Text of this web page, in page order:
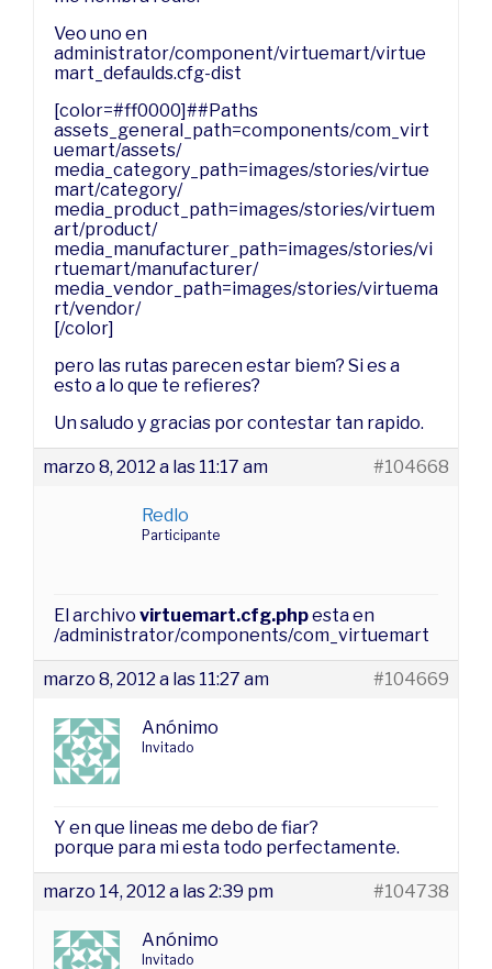
Veo uno en
administrator/component/virtuemart/virtue
mart_defaulds.cfg-dist
[color=#ff0000]##Paths
assets_general_path=components/com_virt
uemart/assets/
media_category_path=images/stories/virtue
mart/category/
media_product_path=images/stories/virtuem
art/product/
media_manufacturer_path=images/stories/vi
rtuemart/manufacturer/
media_vendor_path=images/stories/virtuema
rt/vendor/
[/color]
pero las rutas parecen estar biem? Si es a
esto a lo que te refieres?
Un saludo y gracias por contestar tan rapido.
marzo 8, 2012 a las 11:17 am #104668
Redlo
Participante
El archivo virtuemart.cfg.phpesta en
/administrator/components/com_virtuemart
marzo 8, 2012 a las 11:27 am #104669
Anónimo
Invitado
Y en que lineas me debo de fiar?
porque para mi esta todo perfectamente.
marzo 14, 2012 a las 2:39 pm #104738
Anónimo
Invitado